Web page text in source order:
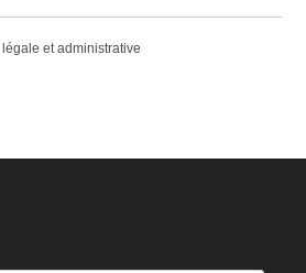
et administrative